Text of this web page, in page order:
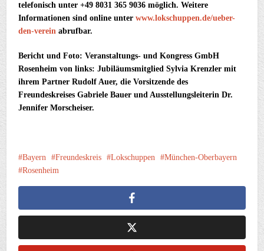
telefonisch unter +49 8031 365 9036 möglich. Weitere
Informationen sind online unterwww.lokschuppen.de/ueber-
den-verein abrufbar.
Bericht und Foto: Veranstaltungs- und Kongress GmbH
Rosenheim von links: Jubiläumsmitglied Sylvia Krenzler mit
ihrem Partner Rudolf Auer, die Vorsitzende des
Freundeskreises Gabriele Bauer und Ausstellungsleiterin Dr.
Jennifer Morscheiser.
Bayern Freundeskreis Lokschuppen
München-Oberbayern
Rosenheim